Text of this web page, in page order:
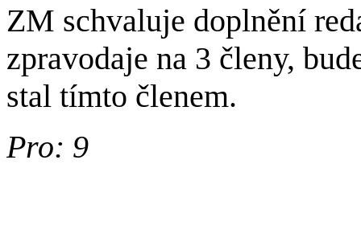
ZM schvaluje doplnění
zpravodaje na 3 členy,
stal tímto členem.
Pro: 9